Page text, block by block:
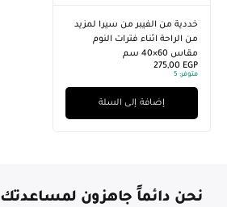
خددية من الفيبر من سيرا لمزيد
من الراحة اثناء فترات النوم
مقاس 60×40 سم
275,00 EGP
متوفر:
إضافة إلى السلة
نحن دائماً جاهزون لمساعدتك